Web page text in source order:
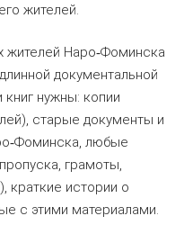
жителей.
жителей Наро‑Фоминска
документальной
книг нужны: копии
старые документы и
‑Фоминска, любые
грамоты,
краткие истории о
с этими материалами.